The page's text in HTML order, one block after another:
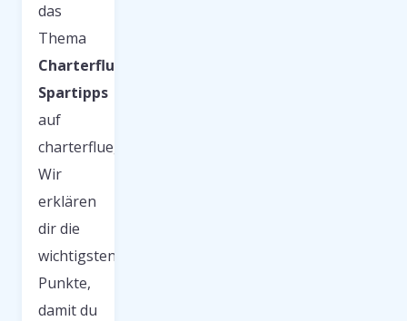
das
Thema
Charterflug
Spartipps
auf
charterfluege.net.
Wir
erklären
dir die
wichtigsten
Punkte,
damit du